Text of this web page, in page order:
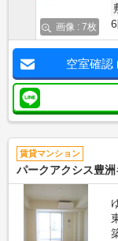
画像 : 7枚
空室確認
賃貸マンション
パークアクシス豊